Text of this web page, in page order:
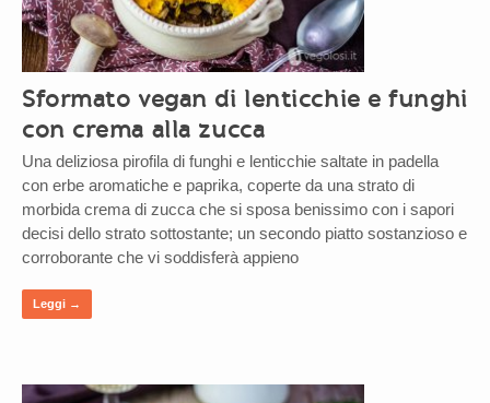
Sformato vegan di lenticchie e funghi
con crema alla zucca
Una deliziosa pirofila di funghi e lenticchie saltate in padella
con erbe aromatiche e paprika, coperte da una strato di
morbida crema di zucca che si sposa benissimo con i sapori
decisi dello strato sottostante; un secondo piatto sostanzioso e
corroborante che vi soddisferà appieno
Leggi →